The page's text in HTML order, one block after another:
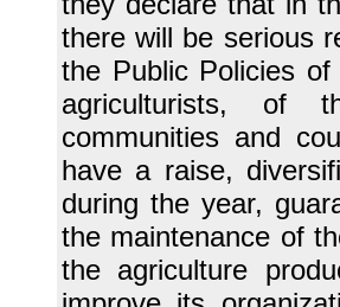
there will be serious
the Public Policies
agriculturists, of
communities and
have a raise,
during the year,
the maintenance of
the agriculture